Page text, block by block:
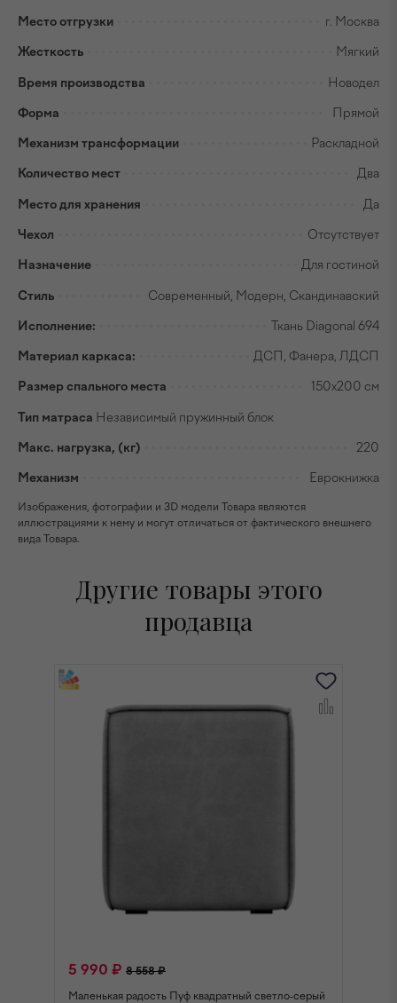
Место отгрузки г. Москва
Жесткость Мягкий
Время производства Новодел
Форма Прямой
Механизм трансформации Раскладной
Количество мест Два
Место для хранения Да
Чехол Отсутствует
Назначение Для гостиной
Стиль Современный, Модерн, Скандинавский
Исполнение: Ткань Diagonal 694
Материал каркаса: ДСП, Фанера, ЛДСП
Размер спального места 150x200 см
Тип матраса Независимый пружинный блок
Макс. нагрузка, (кг) 220
Механизм Еврокнижка
Изображения, фотографии и 3D модели Товара являются
иллюстрациями к нему и могут отличаться от фактического внешнего
вида Товара.
Другие товары этого
продавца
5 990 ₽ 8 558 ₽
Маленькая радость Пуф квадратный светло-серый